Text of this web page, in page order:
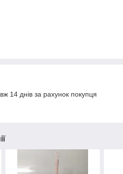
14 днів за рахунок покупця